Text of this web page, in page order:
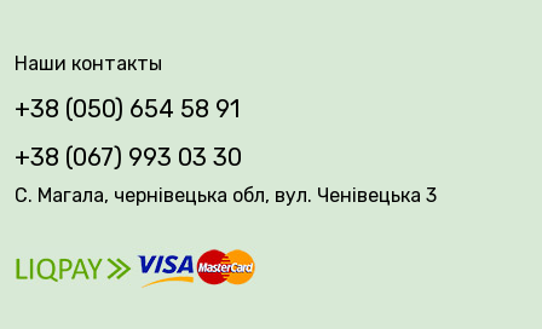
Наши контакты
+38 (050) 654 58 91
+38 (067) 993 03 30
С. Магала, чернівецька обл, вул. Ченівецька 3